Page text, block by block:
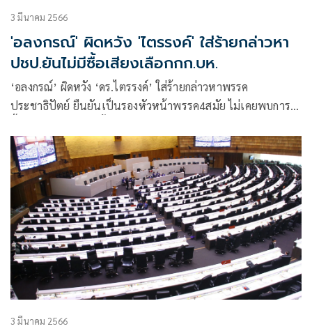
3 มีนาคม 2566
'อลงกรณ์' ผิดหวัง 'ไตรรงค์' ใส่ร้ายกล่าวหา
ปชป.ยันไม่มีซื้อเสียงเลือกกก.บห.
‘อลงกรณ์’ ผิดหวัง ‘ดร.ไตรรงค์’ ใส่ร้ายกล่าวหาพรรค
ประชาธิปัตย์ ยืนยันเป็นรองหัวหน้าพรรค4สมัย ไม่เคยพบการ
เสนอเงื่อนไขแลกกับการย้ายพรรค
3 มีนาคม 2566